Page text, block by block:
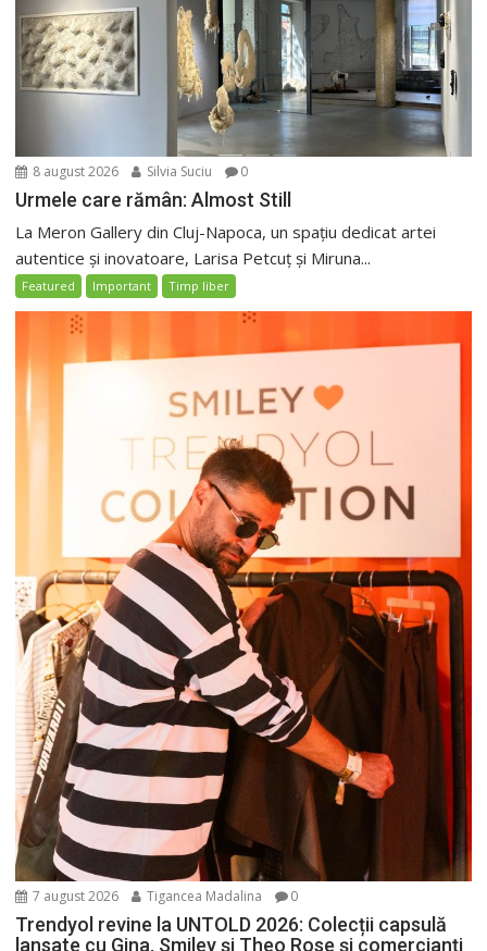
8 august 2026 Silvia Suciu 0
Urmele care rămân: Almost Still
La Meron Gallery din Cluj-Napoca, un spațiu dedicat artei
autentice și inovatoare, Larisa Petcuț și Miruna...
Featured Important Timp liber
7 august 2026 Tigancea Madalina 0
Trendyol revine la UNTOLD 2026: Colecții capsulă
lansate cu Gina, Smiley și Theo Rose și comercianți